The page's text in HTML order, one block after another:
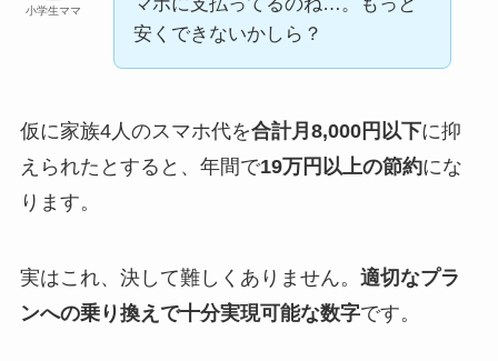
小学生ママ
安くできないかしら？
仮に家族4人のスマホ代を合計月8,000円以下に抑
えられたとすると、年間で19万円以上の節約にな
ります。
実はこれ、決して難しくありません。 適切なプラ
ンへの乗り換えで十分実現可能な数字です。